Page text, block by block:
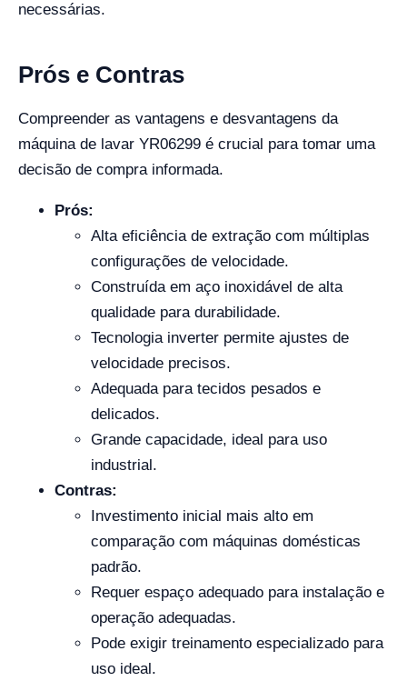
necessárias.
Prós e Contras
Compreender as vantagens e desvantagens da
máquina de lavar YR06299 é crucial para tomar uma
decisão de compra informada.
Prós:
Alta eficiência de extração com múltiplas
configurações de velocidade.
Construída em aço inoxidável de alta
qualidade para durabilidade.
Tecnologia inverter permite ajustes de
velocidade precisos.
Adequada para tecidos pesados e
delicados.
Grande capacidade, ideal para uso
industrial.
Contras:
Investimento inicial mais alto em
comparação com máquinas domésticas
padrão.
Requer espaço adequado para instalação e
operação adequadas.
Pode exigir treinamento especializado para
uso ideal.